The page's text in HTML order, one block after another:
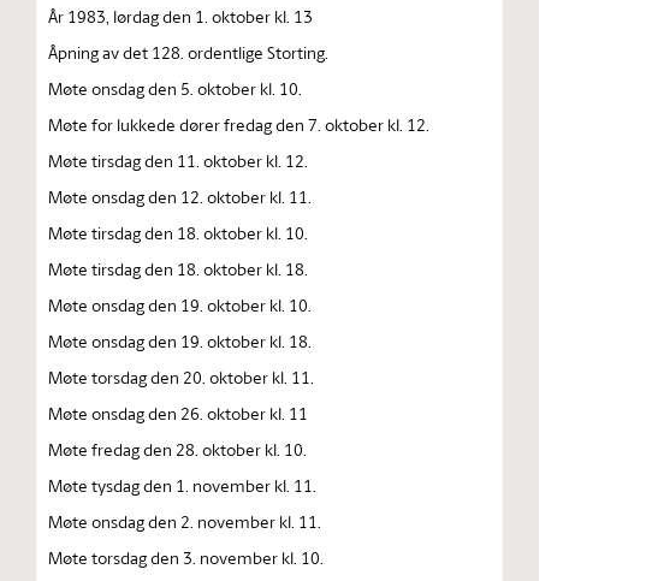
År 1983, lørdag den 1. oktober kl. 13
Åpning av det 128. ordentlige Storting.
Møte onsdag den 5. oktober kl. 10.
Møte for lukkede dører fredag den 7. oktober kl. 12.
Møte tirsdag den 11. oktober kl. 12.
Møte onsdag den 12. oktober kl. 11.
Møte tirsdag den 18. oktober kl. 10.
Møte tirsdag den 18. oktober kl. 18.
Møte onsdag den 19. oktober kl. 10.
Møte onsdag den 19. oktober kl. 18.
Møte torsdag den 20. oktober kl. 11.
Møte onsdag den 26. oktober kl. 11
Møte fredag den 28. oktober kl. 10.
Møte tysdag den 1. november kl. 11.
Møte onsdag den 2. november kl. 11.
Møte torsdag den 3. november kl. 10.